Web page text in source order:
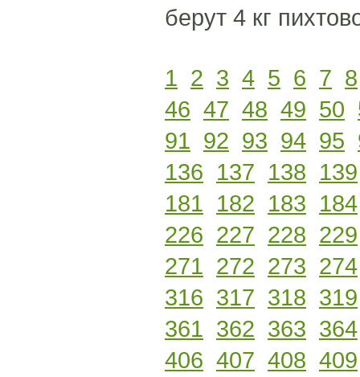
берут 4 кг
1 2 3 4 5 6 7 8
46 47 48 49 50
91 92 93 94 95
136 137 138 139
181 182 183 184
226 227 228 229
271 272 273 274
316 317 318 319
361 362 363 364
406 407 408 409